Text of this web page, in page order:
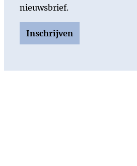
nieuwsbrief.
Inschrijven